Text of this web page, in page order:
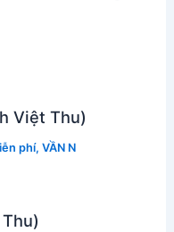
Việt Thu)
phí, VẦN N